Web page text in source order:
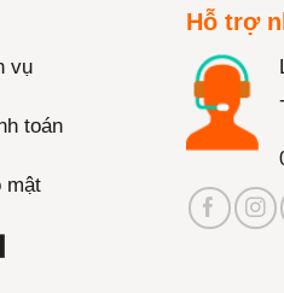
vụ
toán
mật
Hỗ trợ